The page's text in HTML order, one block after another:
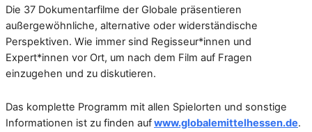
Die 37 Dokumentarfilme der Globale präsentieren
außergewöhnliche, alternative oder widerständische
Perspektiven. Wie immer sind Regisseur*innen und
Expert*innen vor Ort, um nach dem Film auf Fragen
einzugehen und zu diskutieren.
Das komplette Programm mit allen Spielorten und sonstige
Informationen ist zu finden aufwww.globalemittelhessen.de.